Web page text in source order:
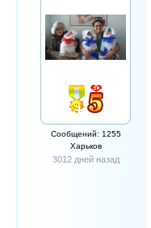
Сообщений: 1255
Харьков
3012 дней назад